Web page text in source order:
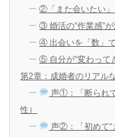
②「また会いたい
③ 婚活の“作業感”
④ 出会いを「数」
⑤ 自分が“変わって
第2章：成婚者のリアル
声①：「断られ
性）
声②：「初めて“